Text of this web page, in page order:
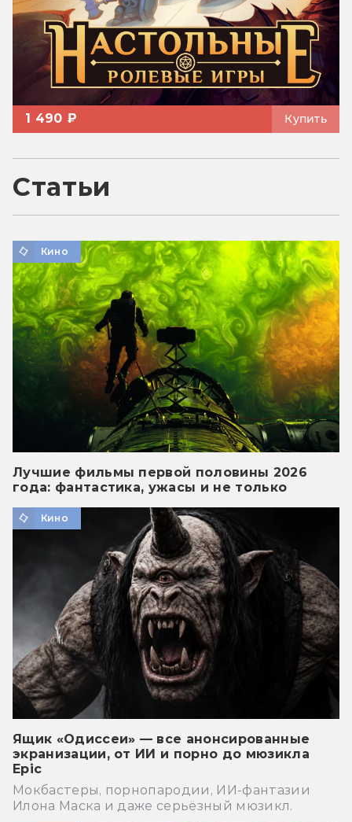
1 490 ₽ Купить
Статьи
Кино
Лучшие фильмы первой половины 2026
года: фантастика, ужасы и не только
Кино
Ящик «Одиссеи» — все анонсированные
экранизации, от ИИ и порно до мюзикла
Epic
Мокбастеры, порнопародии, ИИ-фантазии
Илона Маска и даже серьёзный мюзикл.